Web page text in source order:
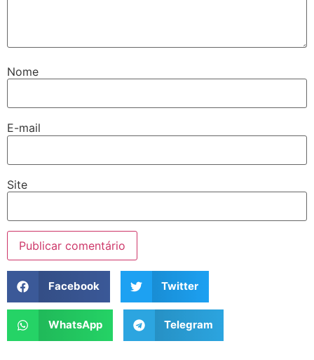
Nome
E-mail
Site
Facebook Twitter
WhatsApp Telegram